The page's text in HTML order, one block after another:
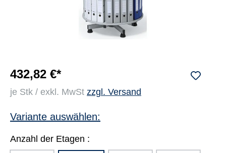
432,82 €*
je Stk / exkl. MwSt zzgl. Versand
Variante auswählen:
Anzahl der Etagen :